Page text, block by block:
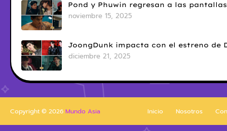
Pond y Phuwin regresan a las
noviembre 15, 2025
JoongDunk impacta con el estreno de
diciembre 21, 2025
Inicio Nosotros
Copyright © 2026 Mundo Asia